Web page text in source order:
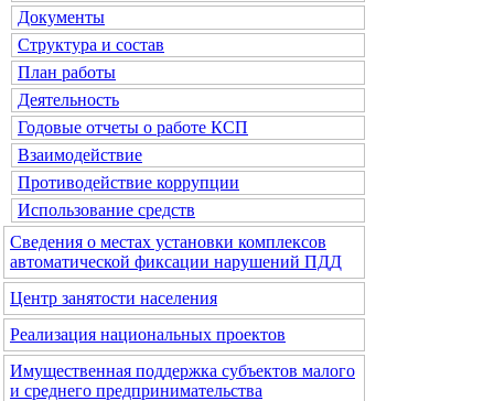
Документы
Структура и состав
План работы
Деятельность
Годовые отчеты о работе КСП
Взаимодействие
Противодействие коррупции
Использование средств
Сведения о местах установки комплексов
автоматической фиксации нарушений ПДД
Центр занятости населения
Реализация национальных проектов
Имущественная поддержка субъектов малого
и среднего предпринимательства